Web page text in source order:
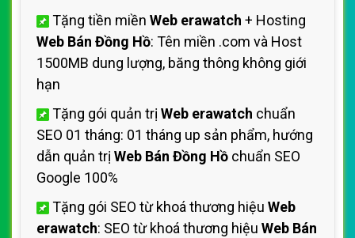
Tặng tiền miền Web erawatch + Hosting
Web Bán Đồng Hồ: Tên miền .com và Host
1500MB dung lượng, băng thông không giới
hạn
Tặng gói quản trị Web erawatch chuẩn
SEO 01 tháng: 01 tháng up sản phẩm, hướng
dẫn quản trị Web Bán Đồng Hồ chuẩn SEO
Google 100%
Tặng gói SEO từ khoá thương hiệu Web
erawatch: SEO từ khoá thương hiệu Web Bán